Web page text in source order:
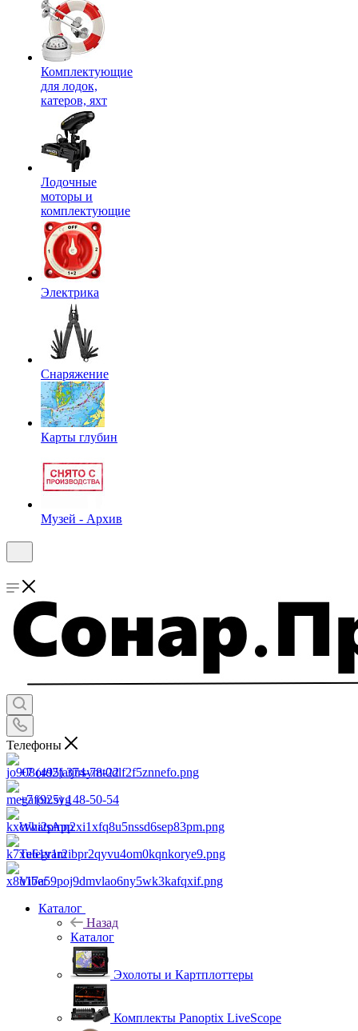
Комплектующие
для лодок,
катеров, яхт
Лодочные
моторы и
комплектующие
Электрика
Снаряжение
Карты глубин
Музей - Архив
Телефоны
+7 (495) 374-78-22
+7 (925) 148-50-54
WhatsApp
Telegram
Viber
Каталог
Назад
Каталог
Эхолоты и Картплоттеры
Комплекты Panoptix LiveScope